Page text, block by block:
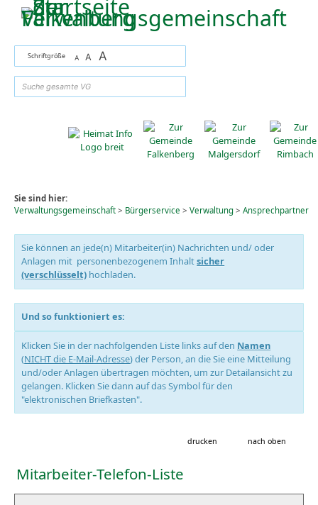
Zum Inhalt,zur Navigationoder
Schriftgröße A A A
Sie sind hier:
Verwaltungsgemeinschaft> Bürgerservice > Verwaltung> Ansprechpartner
Sie können an jede(n) Mitarbeiter(in) Nachrichten und/ oder
Anlagen mit personenbezogenem Inhaltsicher
(verschlüsselt) hochladen.
Und so funktioniert es:
Klicken Sie in der nachfolgenden Liste links auf den Namen
(NICHT die E-Mail-Adresse) der Person, an die Sie eine Mitteilung
und/oder Anlagen übertragen möchten, um zur Detailansicht zu
gelangen. Klicken Sie dann auf das Symbol für den
"elektronischen Briefkasten".
drucken nach oben
Mitarbeiter-Telefon-Liste